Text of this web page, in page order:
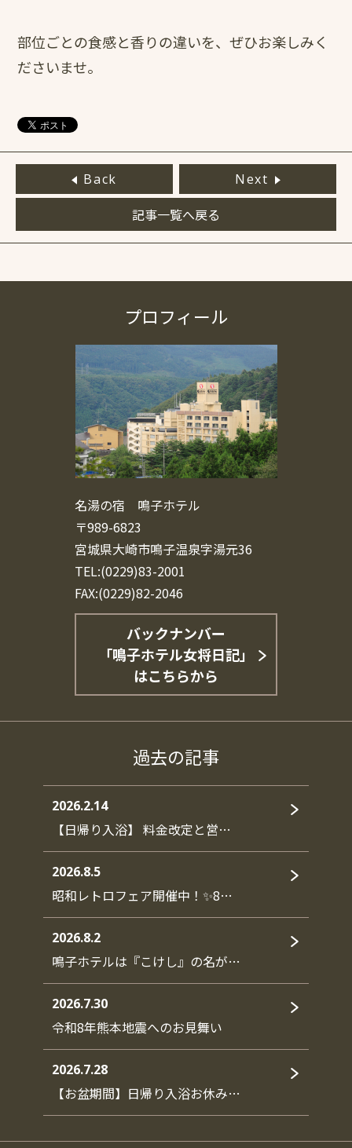
部位ごとの食感と香りの違いを、ぜひお楽しみく
ださいませ。
Back Next
記事一覧へ戻る
プロフィール
名湯の宿 鳴子ホテル
〒989-6823
宮城県大崎市鳴子温泉字湯元36
TEL:(0229)83-2001
FAX:(0229)82-2046
バックナンバー
「鳴子ホテル女将日記」
はこちらから
過去の記事
2026.2.14
【日帰り入浴】 料金改定と営…
2026.8.5
昭和レトロフェア開催中！✨8…
2026.8.2
鳴子ホテルは『こけし』の名が…
2026.7.30
令和8年熊本地震へのお見舞い
2026.7.28
【お盆期間】日帰り入浴お休み…